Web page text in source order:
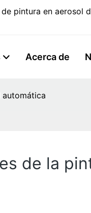
pintura en aerosol
Acerca de
automática
de la